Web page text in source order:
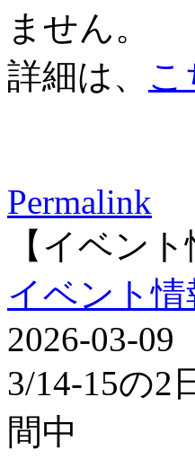
ません。
詳細は、 こ
Permalink
【イベン
イベント情
2026-03-09
3/14-15の2
間中